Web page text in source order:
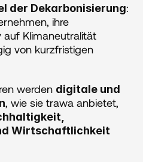
der Dekarbonisierung:
ihre
auf Klimaneutralität
von kurzfristigen
werden digitale und
, wie sie trawa anbietet,
Wirtschaftlichkeit